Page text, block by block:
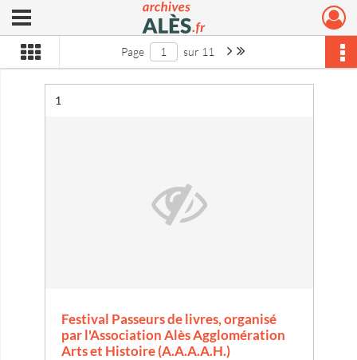
Archives municipales d'Alès
Ouvrir le menu déroulant
Page sur 11 Page suivante : 1/11
Résultat n°
1
Festival Passeurs de livres, organisé
par l'Association Alès Agglomération
Arts et Histoire (A.A.A.A.H.)